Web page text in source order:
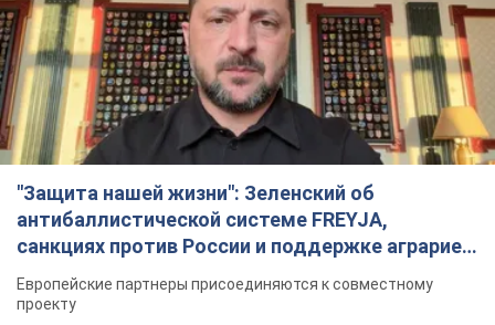
"Защита нашей жизни": Зеленский об
антибаллистической системе FREYJA,
санкциях против России и поддержке аграриев.
Видео
Европейские партнеры присоединяются к совместному
проекту